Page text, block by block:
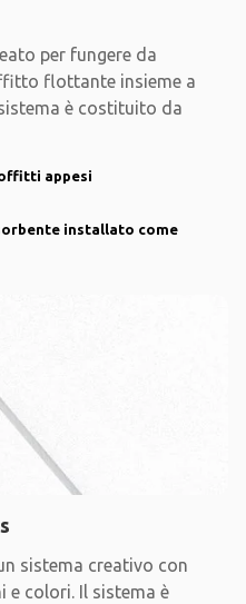
per fungere da
flottante insieme a
è costituito da
appesi
installato come
sistema creativo con
e colori. Il sistema è